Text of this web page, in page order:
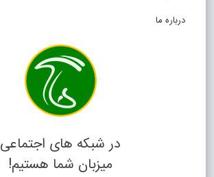
درباره ما
در شبکه های اجتماعی
میزبان شما هستیم!